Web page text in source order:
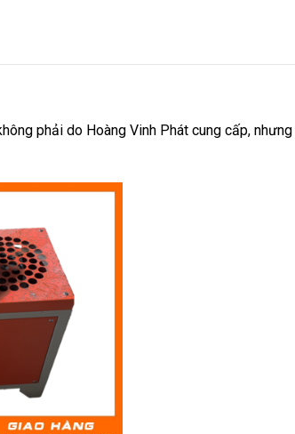
phải do Hoàng Vinh Phát cung cấp,